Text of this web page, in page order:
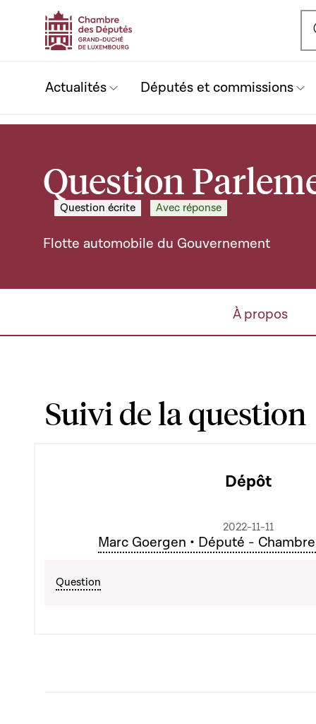
Actualités Députés et commissions
Question
Question écrite Avec réponse
Flotte automobile du Gouvernement
À propos
Suivi de la question
Dépôt
2022-11-11
Marc Goergen • Député -
Question